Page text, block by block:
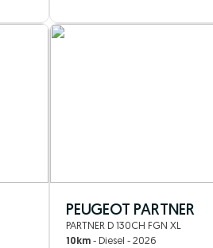
PEUGEOT PARTNER
PARTNER D 130CH FGN XL
10km - Diesel - 2026